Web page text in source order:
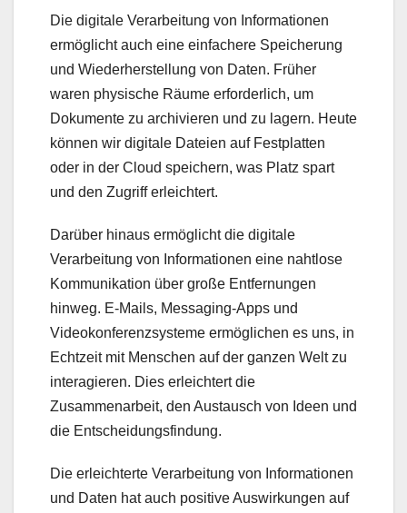
Die digitale Verarbeitung von Informationen
ermöglicht auch eine einfachere Speicherung
und Wiederherstellung von Daten. Früher
waren physische Räume erforderlich, um
Dokumente zu archivieren und zu lagern. Heute
können wir digitale Dateien auf Festplatten
oder in der Cloud speichern, was Platz spart
und den Zugriff erleichtert.
Darüber hinaus ermöglicht die digitale
Verarbeitung von Informationen eine nahtlose
Kommunikation über große Entfernungen
hinweg. E-Mails, Messaging-Apps und
Videokonferenzsysteme ermöglichen es uns, in
Echtzeit mit Menschen auf der ganzen Welt zu
interagieren. Dies erleichtert die
Zusammenarbeit, den Austausch von Ideen und
die Entscheidungsfindung.
Die erleichterte Verarbeitung von Informationen
und Daten hat auch positive Auswirkungen auf